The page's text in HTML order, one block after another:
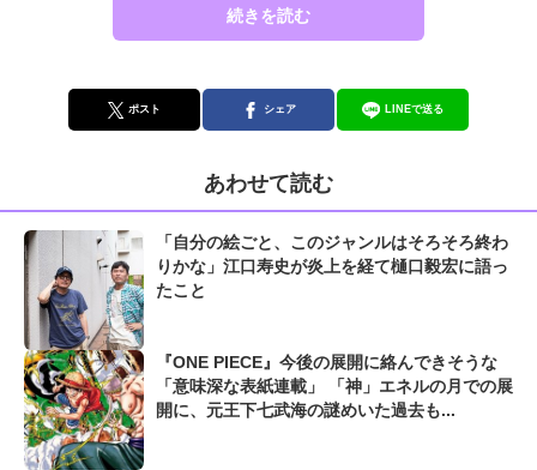
続きを読む
ポスト シェア LINEで送る
あわせて読む
「自分の絵ごと、このジャンルはそろそろ終わ
りかな」江口寿史が炎上を経て樋口毅宏に語っ
たこと
『ONE PIECE』今後の展開に絡んできそうな
「意味深な表紙連載」 「神」エネルの月での展
開に、元王下七武海の謎めいた過去も...